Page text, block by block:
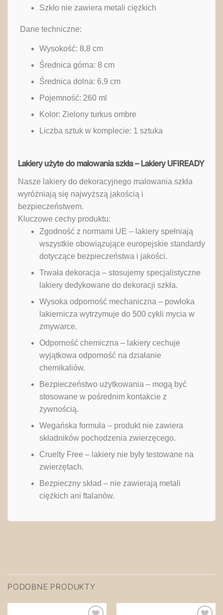
Szkło nie zawiera metali ciężkich
‎ Dane techniczne:
Wysokość: 8,8 cm
Średnica górna: 8 cm
Średnica dolna: 6,9 cm
Pojemność: 260 ml
Kolor: Zielony turkus ombre
Liczba sztuk w komplecie: 1 sztuka
Lakiery użyte do malowania szkła – Lakiery UFIREADY
Nasze lakiery do dekoracyjnego malowania szkła
wyróżniają się najwyższą jakością i
bezpieczeństwem.
Kluczowe cechy produktu:
Zgodność z normami UE – lakiery spełniają
wszystkie obowiązujące europejskie standardy
dotyczące bezpieczeństwa i jakości.
Trwała dekoracja – stosujemy specjalistyczne
lakiery dedykowane do dekoracji szkła.
Wysoka odporność mechaniczna – powłoka
lakiernicza wytrzymuje do 500 cykli mycia w
zmywarce.
Odporność chemiczna – lakiery cechuje
wyjątkowa odporność na działanie
chemikaliów.
Bezpieczeństwo użytkowania – mogą być
stosowane w pośrednim kontakcie z
żywnością.
Wegańska formuła – produkt nie zawiera
składników pochodzenia zwierzęcego.
Cruelty Free – lakiery nie były testowane na
zwierzętach.
Bezpieczny skład – nie zawierają metali
ciężkich ani ftalanów.
PODOBNE PRODUKTY